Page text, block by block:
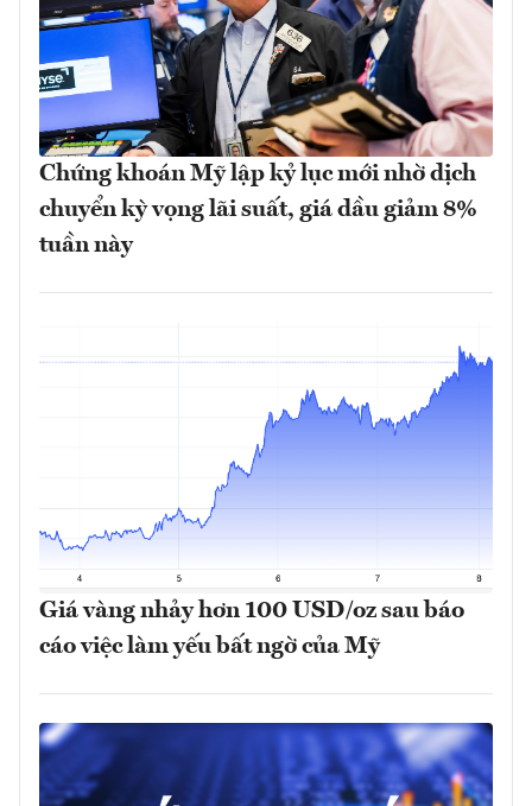
Chứng khoán Mỹ lập kỷ lục mới nhờ dịch
chuyển kỳ vọng lãi suất, giá dầu giảm 8%
tuần này
Giá vàng nhảy hơn 100 USD/oz sau báo
cáo việc làm yếu bất ngờ của Mỹ